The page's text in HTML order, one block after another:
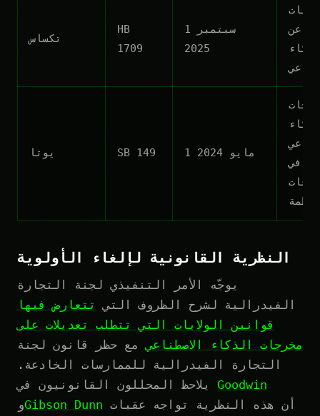
تكساس
HB
1709
1 سبتمبر
2025
عن
يوتا SB 149 1 مايو 2024
في
النظرية القانونية لإلغاء الأولوية
يوجّه الأمر التنفيذي لجنة التجارة
الفيدرالية لشرح الظروف التي تتعارض فيها
قوانين الولايات التي تتطلب تعديلات على
مخرجات الذكاء الاصطناعيمع حظر قانون لجنة
التجارة الفيدرالية للممارسات الخادعة.
Goodwin
وGibson Dunn